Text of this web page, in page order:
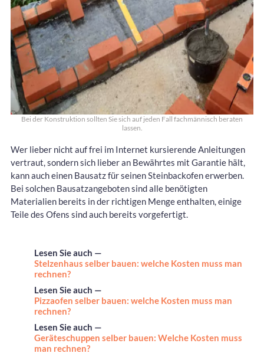
Bei der Konstruktion sollten Sie sich auf jeden Fall fachmännisch beraten
lassen.
Wer lieber nicht auf frei im Internet kursierende Anleitungen
vertraut, sondern sich lieber an Bewährtes mit Garantie hält,
kann auch einen Bausatz für seinen Steinbackofen erwerben.
Bei solchen Bausatzangeboten sind alle benötigten
Materialien bereits in der richtigen Menge enthalten, einige
Teile des Ofens sind auch bereits vorgefertigt.
Lesen Sie auch —
Stelzenhaus selber bauen: welche Kosten muss man
rechnen?
Lesen Sie auch —
Pizzaofen selber bauen: welche Kosten muss man
rechnen?
Lesen Sie auch —
Geräteschuppen selber bauen: Welche Kosten muss
man rechnen?